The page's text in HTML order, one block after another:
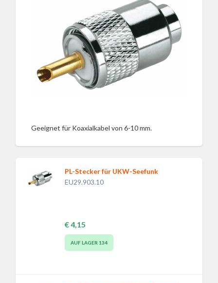
Geeignet für Koaxialkabel von 6-10 mm.
PL-Stecker für UKW-Seefunk
EU29.903.10
€ 4,15
AUF LAGER 134